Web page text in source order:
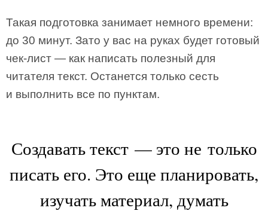
Такая подготовка занимает немного времени:
до 30 минут. Зато у вас на руках будет готовый
чек-лист — как написать полезный для
читателя текст. Останется только сесть
и выполнить все по пунктам.
Создавать текст — это не только
писать его. Это еще планировать,
изучать материал, думать